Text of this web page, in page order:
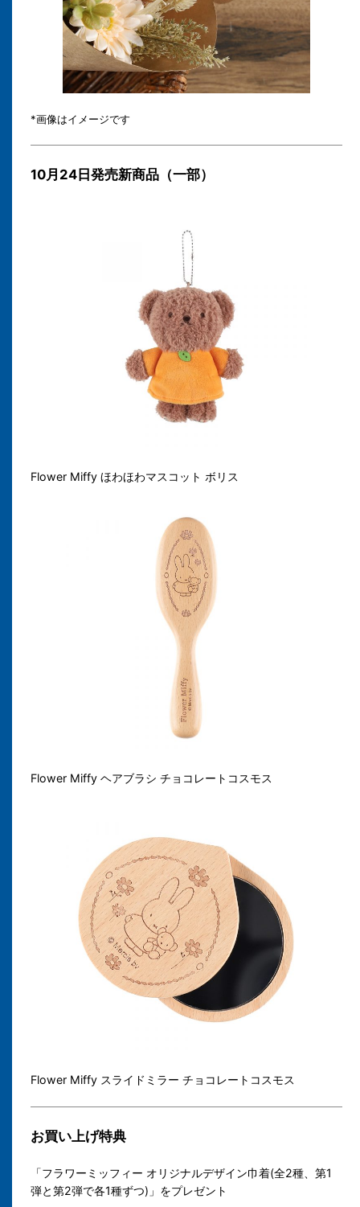
*画像はイメージです
10月24日発売新商品（一部）
Flower Miffy ほわほわマスコット ボリス
Flower Miffy ヘアブラシ チョコレートコスモス
Flower Miffy スライドミラー チョコレートコスモス
お買い上げ特典
「フラワーミッフィー オリジナルデザイン巾着(全2種、第1
弾と第2弾で各1種ずつ)」をプレゼント